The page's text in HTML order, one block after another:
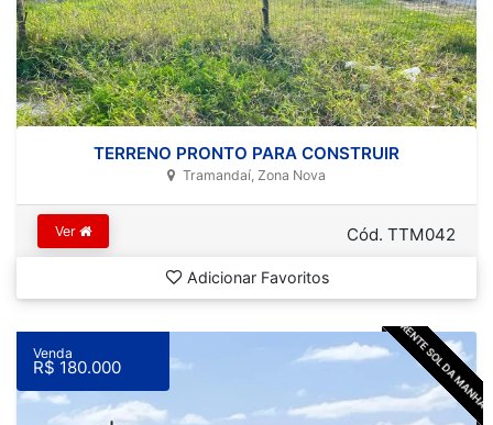
TERRENO PRONTO PARA CONSTRUIR
Tramandaí, Zona Nova
Ver Cód. TTM042
Adicionar Favoritos
FRENTE SOL DA MANHÃ
Venda
R$ 180.000